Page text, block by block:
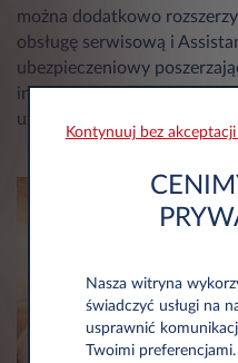
można dodatkowo
obsługę serwisową i
ubezpieczeniowy
indywidualnie dobrać
użytkowanie samochodu - w
Kontynuuj bez
Nasza witryna
świadczyć usługi na
usprawnić
Twoimi